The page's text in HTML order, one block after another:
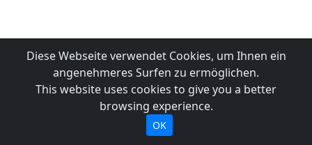
Diese Webseite verwendet Cookies, um Ihnen ein
angenehmeres Surfen zu ermöglichen.
This website uses cookies to give you a better
browsing experience.
OK